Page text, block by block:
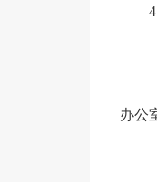
办公